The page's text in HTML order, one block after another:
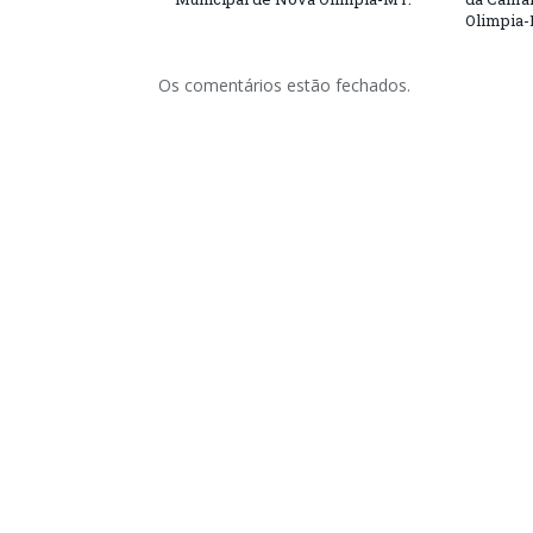
Os comentários estão fechados.